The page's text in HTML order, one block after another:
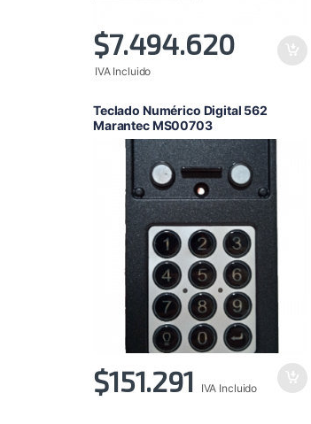
$7.494.620
IVA Incluido
Teclado Numérico Digital 562
Marantec MS00703
$151.291 IVA Incluido